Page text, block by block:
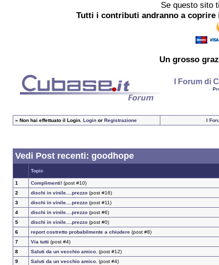
Se questo sito
Tutti i contributi andranno a
Un grosso
I Forum di
» Non hai effettuato il Login. Loginor Registrazione I
Vedi Post recenti: goodhope
Topic
1 Complimenti!(post #10)
2
dischi in vinile....prezzo(post #16)
3
dischi in vinile....prezzo(post #11)
4
dischi in vinile....prezzo(post #6)
5
dischi in vinile....prezzo(post #0)
6
report costretto probabilmente a chiudere(post #8)
7
Via tutti (post #4)
8
Saluti da un vecchio amico. (post #12)
9
Saluti da un vecchio amico. (post #4)